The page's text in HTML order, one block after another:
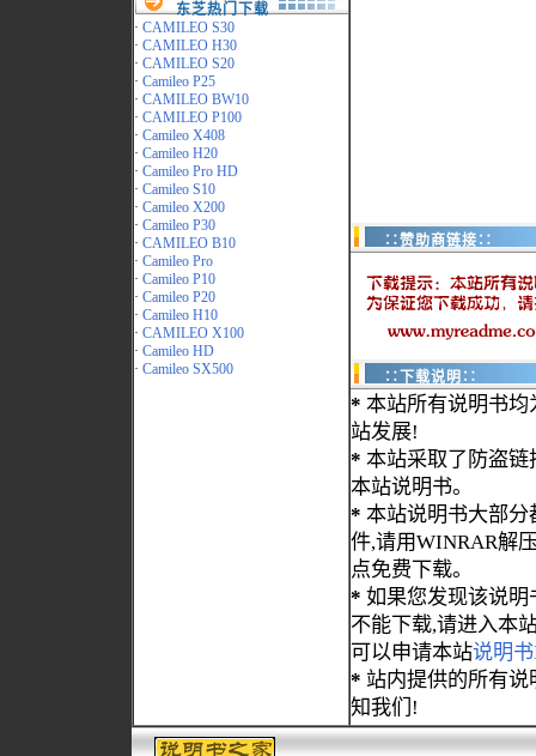
东芝热门下载
· CAMILEO S30
· CAMILEO H30
· CAMILEO S20
· Camileo P25
· CAMILEO BW10
· CAMILEO P100
· Camileo X408
· Camileo H20
· Camileo Pro HD
· Camileo S10
· Camileo X200
· Camileo P30
· CAMILEO B10
· Camileo Pro
· Camileo P10
· Camileo P20
· Camileo H10
· CAMILEO X100
· Camileo HD
· Camileo SX500
∷赞助商链接∷
∷下载说明∷
* 本站所有说明书均
站发展!
* 本站采取了防盗链
本站说明书。
* 本站说明书大部分
件,请用WINRAR解
点免费下载。
* 如果您发现该说明
不能下载,请进入本
可以申请本站说明
* 站内提供的所有
知我们!